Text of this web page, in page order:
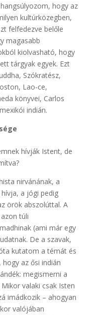
hogy az
kultúrközegben,
felfedezve belőle
magasabb
kiolvasható, hogy
tárgyak egyek. Ezt
Szókratész,
Lao-ce,
könyvei, Carlos
indián.
hívják Istent, de
nirvánának, a
a jógi pedig
örök abszolúttal. A
túli
(ami már egy
De a szavak,
kutatom a témát és
az ősi indián
megismerni a
valaki csak Isten
imádkozik – ahogyan
valójában